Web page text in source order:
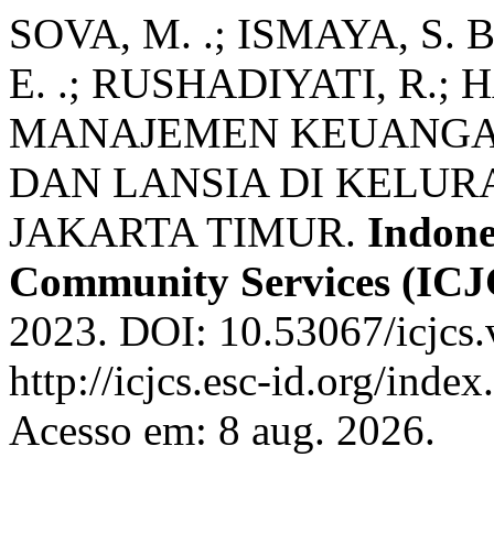
SOVA, M. .; ISMAYA, S.
E. .; RUSHADIYATI, R.;
MANAJEMEN
DAN LANSIA DI
JAKARTA TIMUR.
Community Services
2023. DOI: 10.53067/
http://icjcs.esc-id.org/
Acesso em: 8 aug. 2026.